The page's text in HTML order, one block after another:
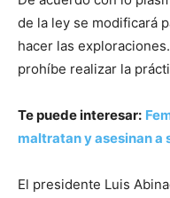
de la ley se modificará
hacer las
prohíbe realizar la
Te puede interesar:
maltratan y asesinan a
El presidente Luis